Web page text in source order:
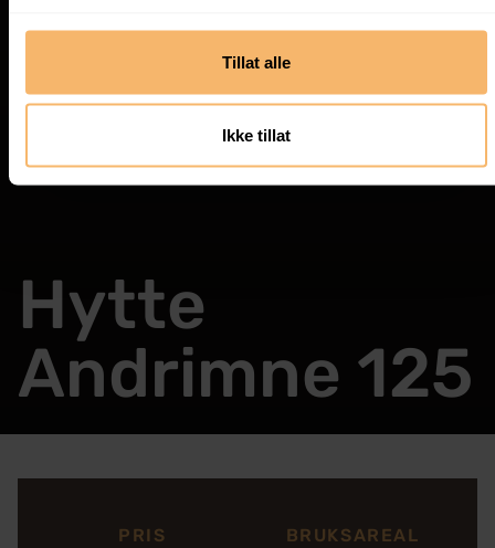
Tillat alle
Ikke tillat
Hytte
Andrimne 125
PRIS BRUKSAREAL